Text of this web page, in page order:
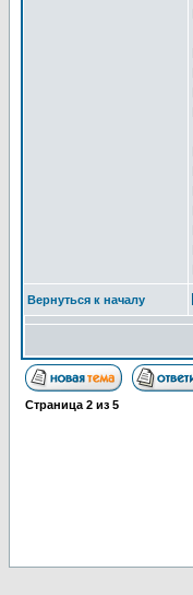
Вернуться к началу
Страница 2 из 5